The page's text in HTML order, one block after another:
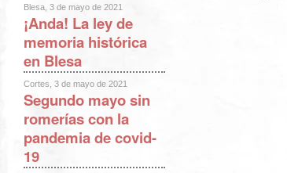
Blesa, 3 de mayo de 2021
¡Anda! La ley de
memoria histórica
en Blesa
Cortes, 3 de mayo de 2021
Segundo mayo sin
romerías con la
pandemia de covid-
19